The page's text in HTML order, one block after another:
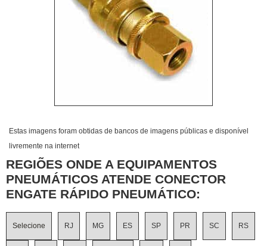
Estas imagens foram obtidas de bancos de imagens públicas e disponível
livremente na internet
REGIÕES ONDE A EQUIPAMENTOS
PNEUMÁTICOS ATENDE CONECTOR
ENGATE RÁPIDO PNEUMÁTICO:
Selecione RJ MG ES SP PR SC RS